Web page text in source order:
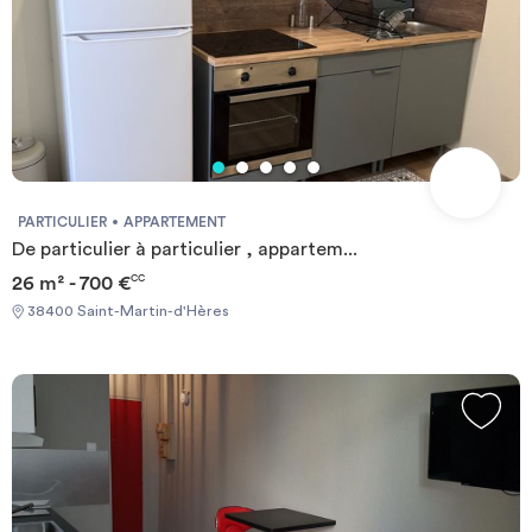
PARTICULIER APPARTEMENT
De particulier à particulier , appartem...
26 m² - 700 €CC
38400 Saint-Martin-d'Hères